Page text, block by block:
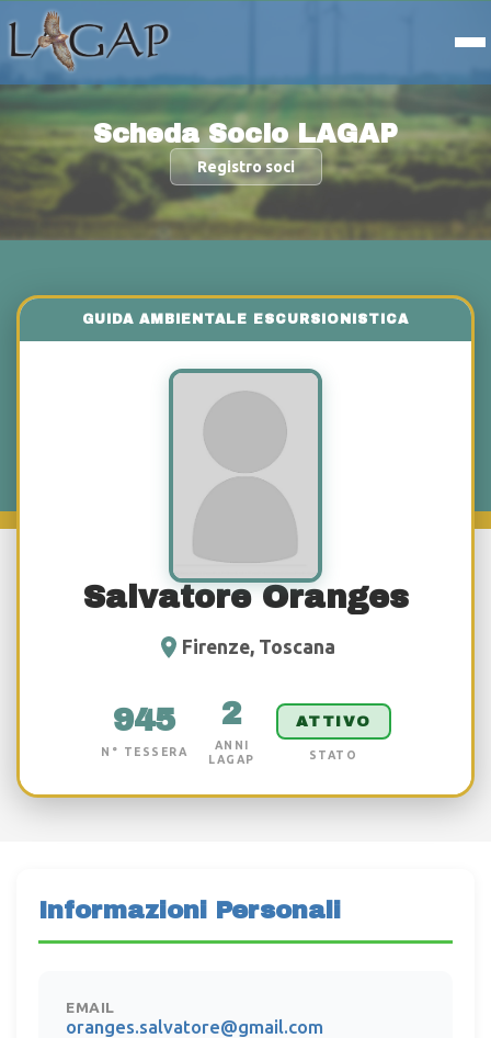
Scheda Socio LAGAP
Registro soci
Salvatore Oranges
Firenze, Toscana
945
N° TESSERA
2
ANNI
LAGAP
ATTIVO
STATO
Informazioni Personali
EMAIL
oranges.salvatore@gmail.com